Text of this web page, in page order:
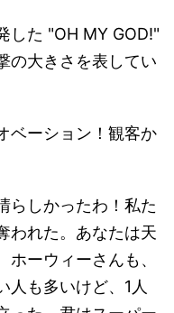
した "OH MY GOD!"
の大きさを表してい
ベーション！観客か
らしかったわ！私た
われた。あなたは天
ーウィーさんも、
人も多いけど、1人